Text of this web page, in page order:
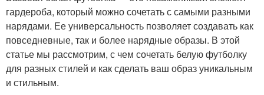
гардероба, который можно сочетать с самыми разными
нарядами. Ее универсальность позволяет создавать как
повседневные, так и более нарядные образы. В этой
статье мы рассмотрим, с чем сочетать белую футболку
для разных стилей и как сделать ваш образ уникальным
и стильным.